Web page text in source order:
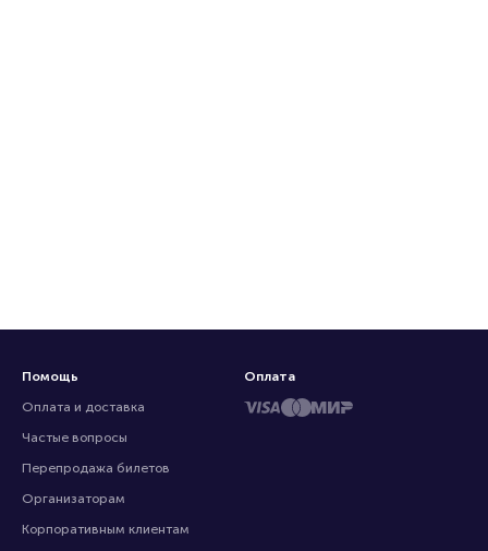
Помощь
Оплата и доставка
Частые вопросы
Перепродажа билетов
Организаторам
Корпоративным клиентам
Оплата